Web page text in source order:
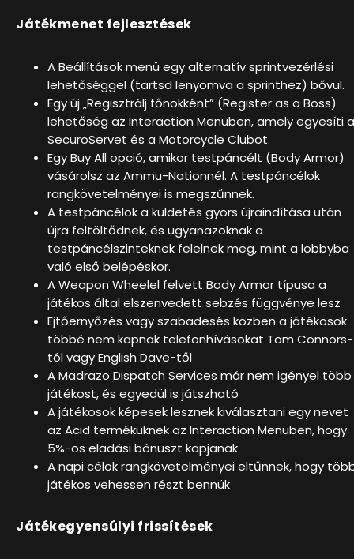
Játékmenet fejlesztések
A Beállítások menü egy alternatív sprintvezérlési
lehetőséggel (tartsd lenyomva a sprinthez) bővül.
Egy új „Regisztrálj főnökként” (Register as a Boss)
lehetőség az Interaction Menuben, amely egyesíti a
SecuroServet és a Motorcycle Clubot.
Egy Buy All opció, amikor testpáncélt (Body Armor)
vásárolsz az Ammu-Nationnél. A testpáncélok
rangkövetelményei is megszűnnek.
A testpáncélok a küldetés gyors újraindítása után
újra feltöltődnek, és ugyanazoknak a
testpáncélszinteknek felelnek meg, mint a lobbyba
való első belépéskor.
A Weapon Wheelel felvett Body Armor típusa a
játékos által elszenvedett sebzés függvénye lesz
Ejtőernyőzés vagy szabadesés közben a játékosok
többé nem kapnak telefonhívásokat Tom Connors-
tól vagy English Dave-től
A Madrazo Dispatch Services már nem igényel több
játékost, és egyedül is játszható
A játékosok képesek lesznek kiválasztani egy nevet
az Acid terméküknek az Interaction Menuben, hogy
5%-os eladási bónuszt kapjanak
A napi célok rangkövetelményei eltűnnek, hogy
játékos vehessen részt bennük
Játékegyensúlyi frissítések